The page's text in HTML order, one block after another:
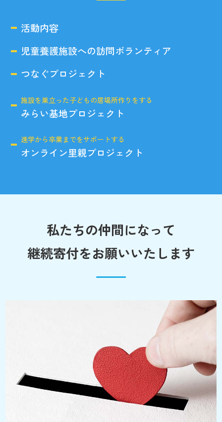
活動内容
児童養護施設への訪問ボランティア
つなぐプロジェクト
施設を巣立った子どもの居場所作りをする
みらい基地プロジェクト
進学から卒業までをサポートする
オンライン里親プロジェクト
私たちの仲間になって
継続寄付をお願いいたします